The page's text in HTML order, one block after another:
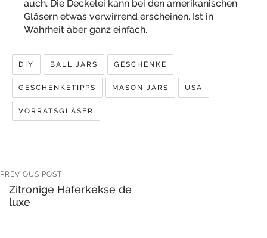
auch. Die Deckelei kann bei den amerikanischen
Gläsern etwas verwirrend erscheinen. Ist in
Wahrheit aber ganz einfach.
DIY BALL JARS GESCHENKE
GESCHENKETIPPS MASON JARS USA
VORRATSGLÄSER
PREVIOUS POST
Zitronige Haferkekse de
luxe